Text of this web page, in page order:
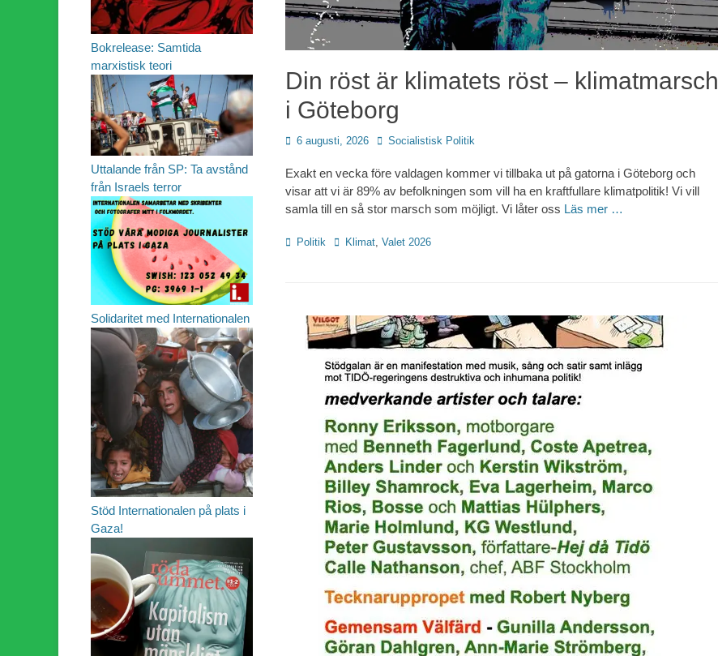
Din röst är klimatets röst – klimatmarsch
i Göteborg
Publicerad
6 augusti, 2026 Författare
Socialistisk Politik
Exakt en vecka före valdagen kommer vi tillbaka ut på gatorna i Göteborg och
visar att vi är 89% av befolkningen som vill ha en kraftfullare klimatpolitik! Vi vill
samla till en så stor marsch som möjligt. Vi låter oss Läs mer …
Kategorier
Politik Etiketter
Klimat Valet 2026
Bokrelease: Samtida
marxistisk teori
Uttalande från SP: Ta avstånd
från Israels terror
Solidaritet med Internationalen
Stöd Internationalen på plats i
Gaza!